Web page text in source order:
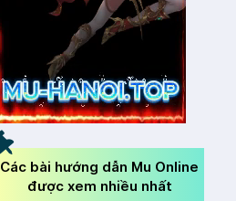
Các bài hướng dẫn Mu Online
được xem nhiều nhất